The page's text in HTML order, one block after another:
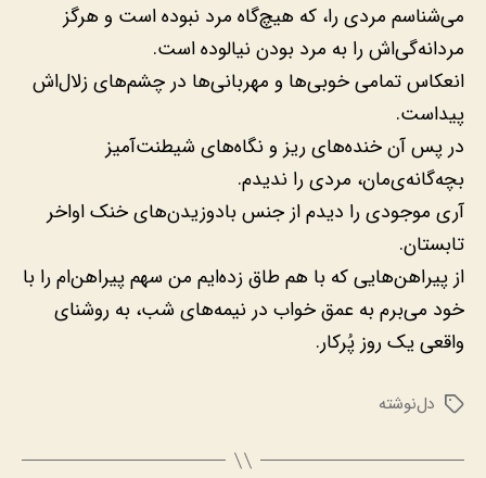
می‌شناسم مردی را‫،‬ که هیچ‌گاه مرد نبوده است و هرگز
مردانه‌گی‌اش را به مرد بودن نیالوده است.
انعکاس تمامی خوبی‌ها و مهربانی‌ها در چشم‌های زلال‌اش
پیداست.
در پس آن خنده‌های ریز و نگاه‌های شیطنت‌آمیز
بچه‌گانه‌ی‌مان‫،‬ مردی را ندیدم.
آری موجودی را دیدم از جنس بادوزیدن‌های خنک اواخر
تابستان.
از پیراهن‌هایی که با هم طاق زده‌ایم من سهم پیراهن‌ام را با
خود می‌برم به عمق خواب در نیمه‌های شب‫،‬ به روشنای
واقعی یک روز پُرکار.
برچسب‌ها
دل‌نوشته